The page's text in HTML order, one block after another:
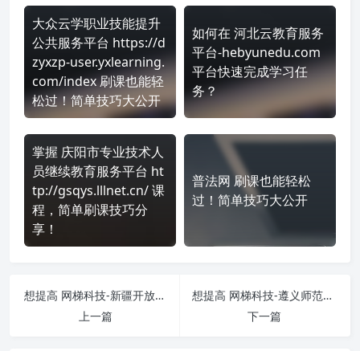
大众云学职业技能提升
公共服务平台 https://d
zyxzp-user.yxlearning.
com/index 刷课也能轻
松过！简单技巧大公开
如何在 河北云教育服务
平台-hebyunedu.com
平台快速完成学习任
务？
掌握 庆阳市专业技术人
员继续教育服务平台 ht
tp://gsqys.lllnet.cn/ 课
程，简单刷课技巧分
享！
普法网 刷课也能轻松
过！简单技巧大公开
想提高 网梯科技-新疆开放大学-zjryzjpx.webtrn.cn 刷课效率？看看这些实用技巧
上一篇
想提高 网梯科技-遵义师范学院-我的专题培训zynczj.webtrn.cn 刷课效率？看看这些实用技巧
下一篇